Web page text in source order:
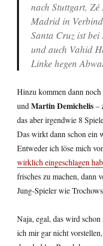
nach Stuttgart,Zé
Madrid in
Santa Cruz ist bei
und auch Vahid
Linke hegen
Hinzu kommen dann noch
undMartin Demichelis–
das aber irgendwie 8
Das wirkt dann schon ein
Entweder ich löse mich
wirklich eingeschlagen
frisches zu machen, dann
Jung-Spieler wie
Naja, egal, das wird
ich mir gar nicht